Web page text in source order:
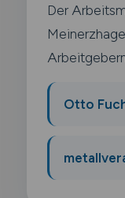
Der
Otto